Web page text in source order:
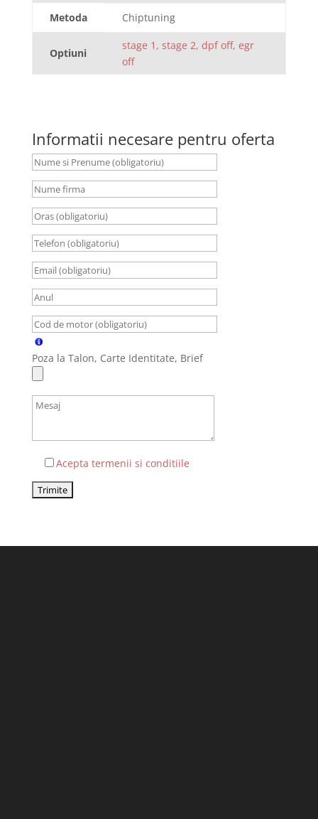
Metoda Chiptuning
Optiuni
stage 1, stage 2, dpf off, egr
off
Informatii necesare pentru oferta
Poza la Talon, Carte Identitate, Brief
Acepta termenii si conditiile